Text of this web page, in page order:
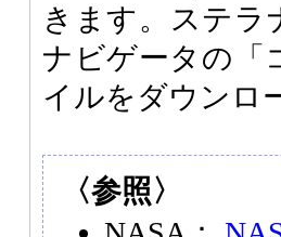
きます。ステラ
ナビゲータの「
イルをダウンロ
〈参照〉